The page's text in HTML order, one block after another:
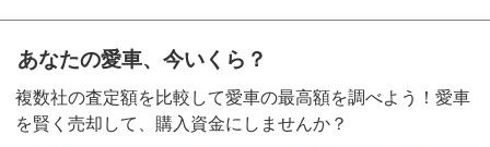
あなたの愛車、今いくら？
複数社の査定額を比較して愛車の最高額を調べよう！愛車
を賢く売却して、購入資金にしませんか？